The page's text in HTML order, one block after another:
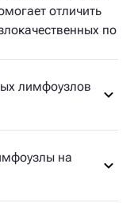
отличить
по
лимфоузлов
на